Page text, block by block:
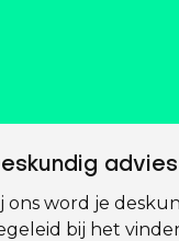
advies
ons word je
bij het